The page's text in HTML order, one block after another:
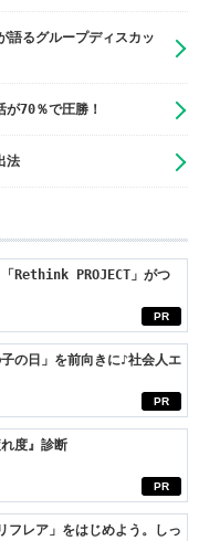
語るグループディスカッ
70％で圧勝！
法
PR
Rethink PROJECT」がつ
PR
の日」を前向きに♪社会人エ
PR
度』診断
フレア」をはじめよう。しっ